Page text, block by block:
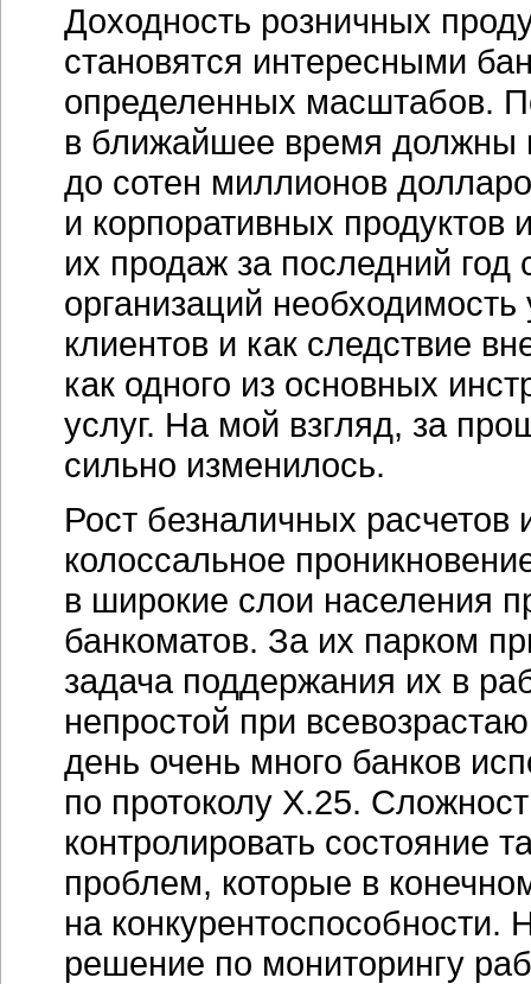
Доходность розничных
становятся интересными
определенных масштабов.
в ближайшее время должны
до сотен миллионов
и корпоративных продуктов
их продаж за последний
организаций
клиентов и как следствие
как одного из основных
услуг. На мой взгляд, за
сильно изменилось.
Рост безналичных расчетов
колоссальное
в широкие слои населения
банкоматов. За их парком
задача поддержания их в
непростой при
день очень много банков
по протоколу X.25.
контролировать состояние
проблем, которые в
на
решение по мониторингу